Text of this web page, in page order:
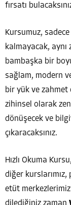
fırsatı
Kursumuz,
kalmayacak,
bambaşka bir
sağlam, modern
bir yük ve zahmet
zihinsel olarak
dönüşecek ve
çıkaracaksınız.
Hızlı Okuma
diğer
etüt merkezlerimiz
dilediğiniz zaman